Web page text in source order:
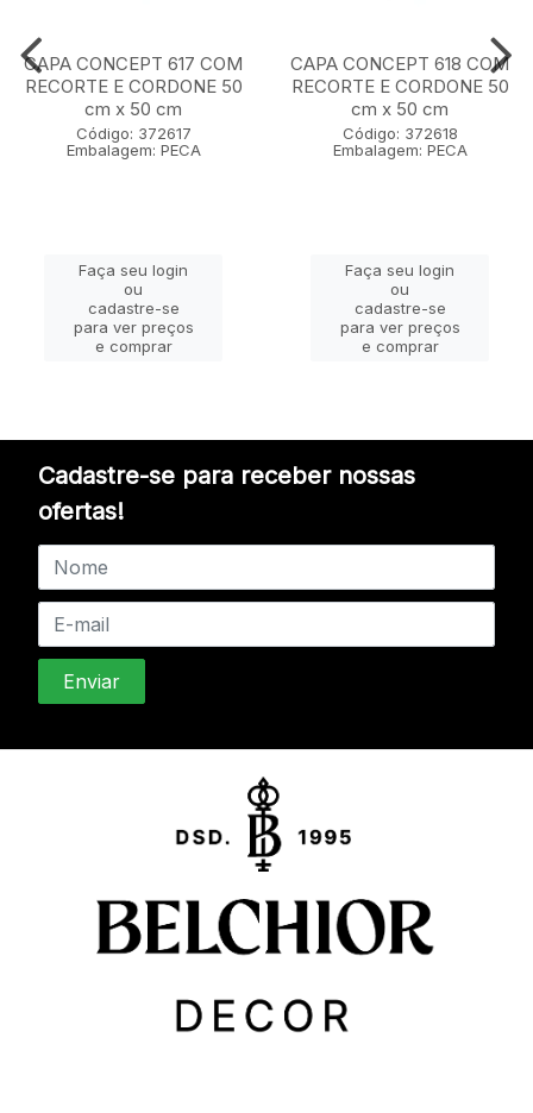
CAPA CONCEPT 617 COM
RECORTE E CORDONE 50
cm x 50 cm
Código: 372617
Embalagem: PECA
Faça seu login
ou
cadastre-se
para ver preços
e comprar
CAPA CONCEPT 618 COM
RECORTE E CORDONE 50
cm x 50 cm
Código: 372618
Embalagem: PECA
Faça seu login
ou
cadastre-se
para ver preços
e comprar
Cadastre-se para receber nossas
ofertas!